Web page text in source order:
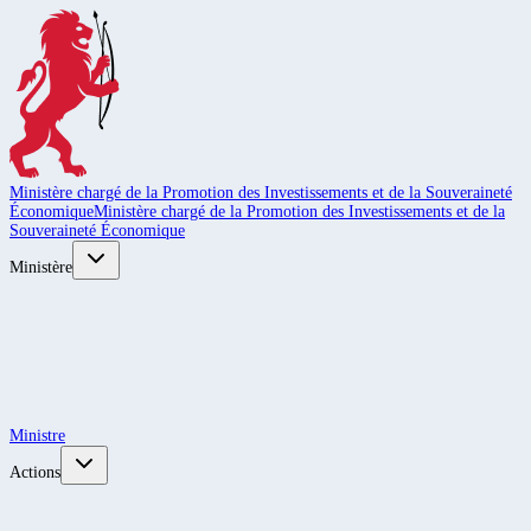
Ministère chargé de la Promotion des Investissements et de la Souveraineté
ÉconomiqueMinistère chargé de la Promotion des Investissements et de la
Souveraineté Économique
Ministère
Ministre
Actions